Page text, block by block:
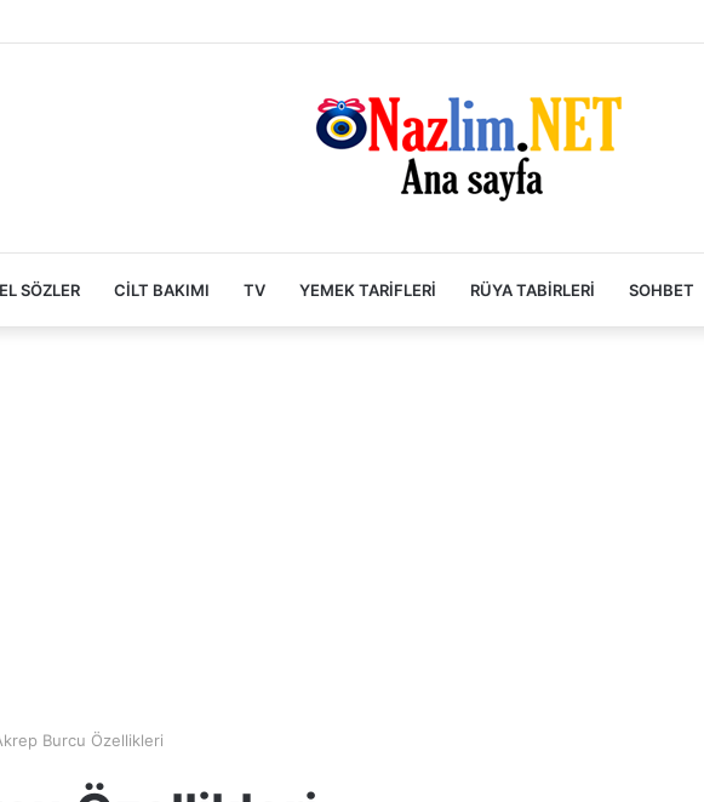
SÖZLER CILT BAKIMI TV YEMEK TARIFLERI RÜYA TABIRLERI SOHBET
Burcu Özellikleri